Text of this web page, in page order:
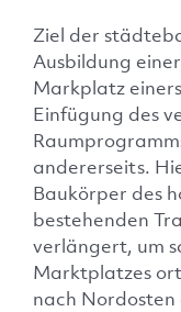
Ziel der
Ausbildung
Markplatz
Einfügung des
andererseits.
Baukörper des
bestehenden
verlängert, um
Marktplatzes
nach Nordosten